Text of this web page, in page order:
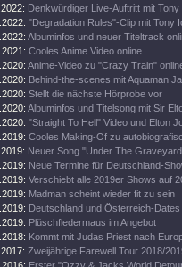
Denkwürdiger Live-Auftritt mit Tony
"Degradation Rules"-Clip mit Tony
Albuminfos und neuer Titeltrack
Cooles Anime Video online
Anime-Video zu "Crazy Train"
Behind-the-scenes mit Aquaman
Stellt die nächste Hörprobe vor
Albuminfos und Titelsong mit Sir
"Straight To Hell" Video und Elton
Cooles Making-Of zu
Neuer Song "Under The
Neue Termine für Deutschland-
Verschiebt alle 2019er Shows auf
Madman scheint wieder fit zu sein
Deutschland und Österreich-
Plüschfledermaus im Angebot
Kommt mit Judas Priest nach
Zweijährige Farewell Tour 2018/